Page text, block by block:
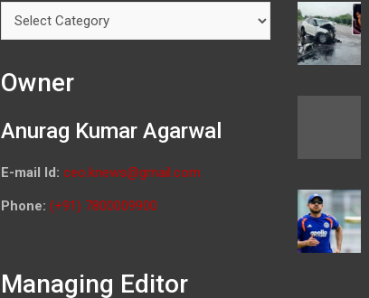
Owner
Anurag Kumar Agarwal
E-mail Id: ceo.knews@gmail.com
Phone: (+91) 7800009900
Managing Editor